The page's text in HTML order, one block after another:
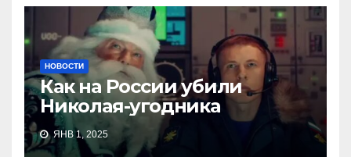
НОВОСТИ
Как на России убили
Николая-угодника
ЯНВ 1, 2025